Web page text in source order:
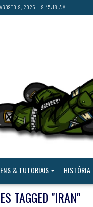
9, 2026 9:45:20 AM
& TUTORIAIS HISTÓRIA
TAGGED "IRAN"